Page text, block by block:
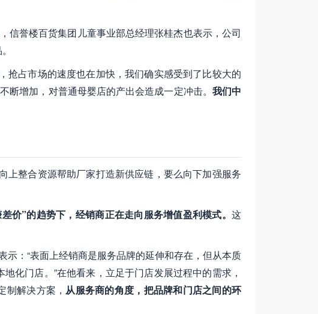
信誉楼百货集团儿童事业部总经理张桂杰也表示，公司
抢占市场的速度也在加快，我们确实感受到了比较大的
断增加，对普通母婴店的产出会造成一定冲击。 我们中
上整合资源帮助厂家打造新供应链，要么向下加强服务
价”的趋势下，经销商正在走向服务增值盈利模式。这
示：“表面上经销商是服务品牌的延伸和存在，但从本质
化门店。”在他看来，立足于门店发展过程中的需求，
解决方案， 从服务商的角度，把品牌和门店之间的环